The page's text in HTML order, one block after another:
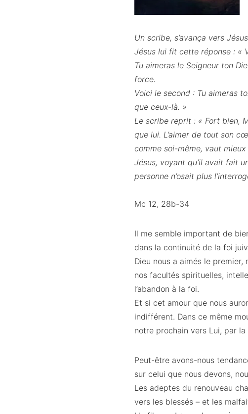
Un scribe, s’avança vers
Jésus lui fit cette réponse : «
Tu aimeras le Seigneur ton
force.
Voici le second : Tu aimeras
que ceux-là. »
Le scribe reprit : « Fort bien,
que lui. L’aimer de tout son
comme soi-même, vaut
Jésus, voyant qu’il avait fait
personne n’osait plus
Mc 12, 28b-34
Il me semble important de
dans la continuité de la foi
Dieu nous a aimés le
nos facultés spirituelles,
l’abandon à la foi.
Et si cet amour que nous
indifférent. Dans ce même
notre prochain vers Lui, par
Peut-être avons-nous
sur celui que nous devons,
Les adeptes du renouveau
vers les blessés – et les